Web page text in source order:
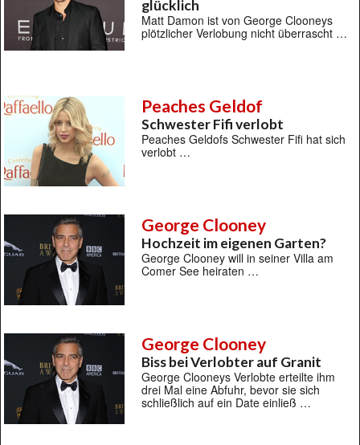
glücklich
Matt Damon ist von George Clooneys
plötzlicher Verlobung nicht überrascht …
Peaches Geldof
Schwester Fifi verlobt
Peaches Geldofs Schwester Fifi hat sich
verlobt …
George Clooney
Hochzeit im eigenen Garten?
George Clooney will in seiner Villa am
Comer See heiraten …
George Clooney
Biss bei Verlobter auf Granit
George Clooneys Verlobte erteilte ihm
drei Mal eine Abfuhr, bevor sie sich
schließlich auf ein Date einließ …